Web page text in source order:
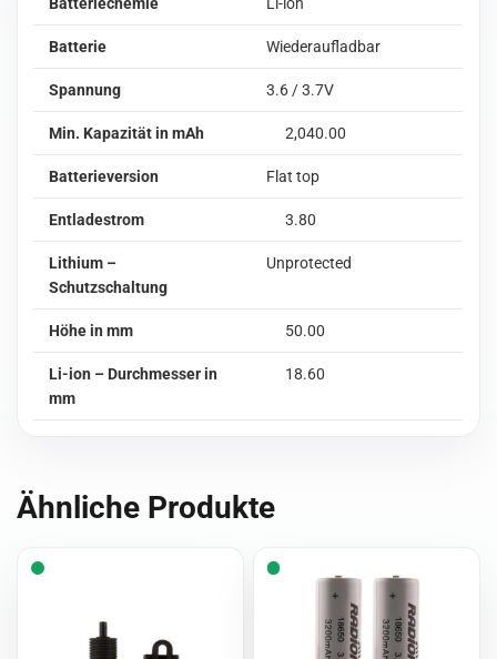
Batterie Wiederaufladbar
Spannung 3.6 / 3.7V
Min. Kapazität in mAh 2,040.00
Batterieversion Flat top
Entladestrom 3.80
Lithium –
Schutzschaltung
Unprotected
Höhe in mm 50.00
Li-ion – Durchmesser in
mm
18.60
Ähnliche Produkte